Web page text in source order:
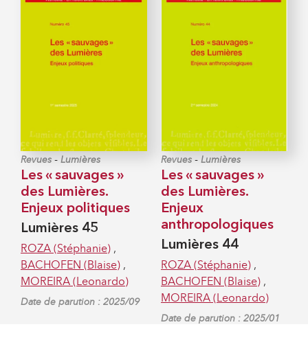
Revues - Lumières
Les « sauvages »
des Lumières.
Enjeux politiques
Lumières 45
ROZA (Stéphanie) ,
BACHOFEN (Blaise) ,
MOREIRA (Leonardo)
Date de parution : 2025/09
Revues - Lumières
Les « sauvages »
des Lumières.
Enjeux
anthropologiques
Lumières 44
ROZA (Stéphanie) ,
BACHOFEN (Blaise) ,
MOREIRA (Leonardo)
Date de parution : 2025/01